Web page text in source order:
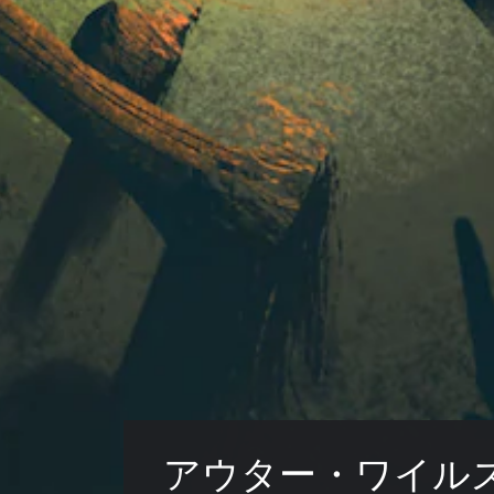
アウター・ワイル